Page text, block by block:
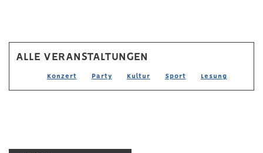
ALLE VERANSTALTUNGEN
Konzert Party Kultur Sport Lesung